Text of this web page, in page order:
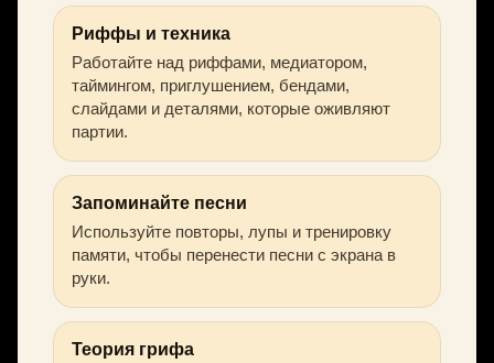
Риффы и техника
Работайте над риффами, медиатором,
таймингом, приглушением, бендами,
слайдами и деталями, которые оживляют
партии.
Запоминайте песни
Используйте повторы, лупы и тренировку
памяти, чтобы перенести песни с экрана в
руки.
Теория грифа